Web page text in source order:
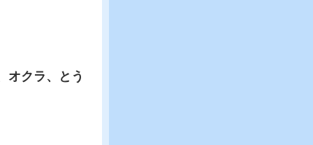
オクラ、とう